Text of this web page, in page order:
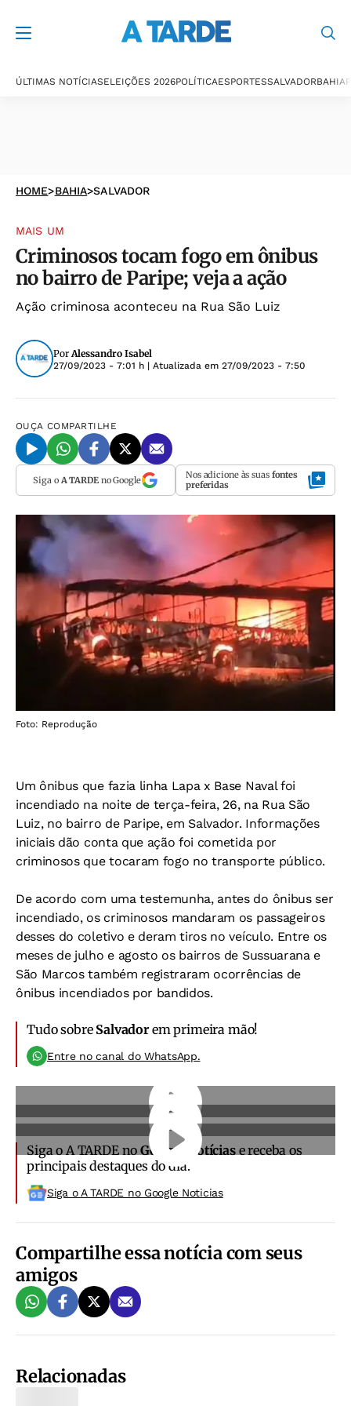
ÚLTIMAS NOTÍCIASELEIÇÕES 2026POLÍTICAESPORTESSALVADORBAHIA
HOME>BAHIA>SALVADOR
MAIS UM
Criminosos tocam fogo em ônibus
no bairro de Paripe; veja a ação
Ação criminosa aconteceu na Rua São Luiz
PorAlessandro Isabel
27/09/2023 - 7:01 h | Atualizada em 27/09/2023 - 7:50
OUÇA COMPARTILHE
Siga o A TARDEno Google Nos adicione às suas fontes
preferidas
Foto: Reprodução
Um ônibus que fazia linha Lapa x Base Naval foi
incendiado na noite de terça-feira, 26, na Rua São
Luiz, no bairro de Paripe, em Salvador. Informações
iniciais dão conta que ação foi cometida por
criminosos que tocaram fogo no transporte público.
De acordo com uma testemunha, antes do ônibus ser
incendiado, os criminosos mandaram os passageiros
desses do coletivo e deram tiros no veículo. Entre os
meses de julho e agosto os bairros de Sussuarana e
São Marcos também registraram ocorrências de
ônibus incendiados por bandidos.
Tudo sobre Salvadorem primeira mão!
Entre no canal do WhatsApp.
Siga o A TARDE noGoogle Notíciase receba os
principais destaques do dia.
Siga o A TARDE no Google Noticias
Compartilhe essa notícia com seus
amigos
Relacionadas